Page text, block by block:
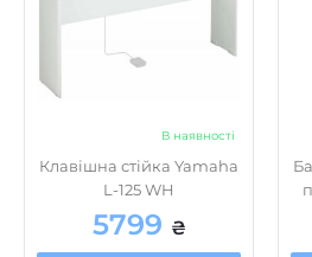
В наявності
Клавішна стійка Yamaha
L-125 WH
5799 ₴